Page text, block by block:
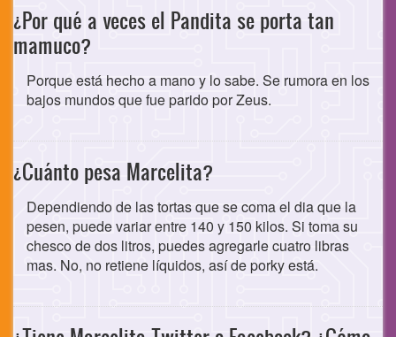
¿Por qué a veces el Pandita se porta tan
mamuco?
Porque está hecho a mano y lo sabe. Se rumora en los
bajos mundos que fue parido por Zeus.
¿Cuánto pesa Marcelita?
Dependiendo de las tortas que se coma el dia que la
pesen, puede variar entre 140 y 150 kilos. Si toma su
chesco de dos litros, puedes agregarle cuatro libras
mas. No, no retiene líquidos, así de porky está.